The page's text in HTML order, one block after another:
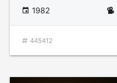
1982
445412